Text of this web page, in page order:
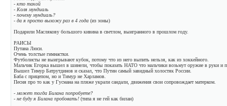
- кто такой
- Коля мундиаль
- почему мундиаль?
- да я просто выхожу раз в 4 года (из зоны)
Подарили Маслякову большого кивина в светлом, выигранного в прошлом году.
РАИСЫ
Путана Люси.
Очень толстые гимнастки.
Футболисты не выигрывают кубок, потому что из него выпить нельзя, как из хоккейного.
Мальчик Егорка вышел в шинели, чтобы показать НАТО что мальчики возьмут оружие в руки и
Вышел Тимур Батрутдинов и сказал, что Путин самый завидный холостяк России.
Баба с прицепом, но и Тимур не Харламов.
Песня про то как у Гусмана на пляже украли сандали, движения свои сопровождает матерком.
- может тогда Билана попробуете?
- не буду я Билана пробовать! (типа я не гей как билан)